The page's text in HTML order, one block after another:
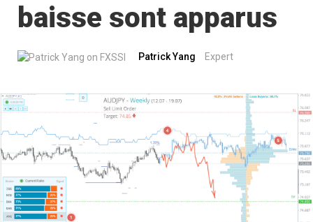
baisse sont apparus
Patrick Yang Expert